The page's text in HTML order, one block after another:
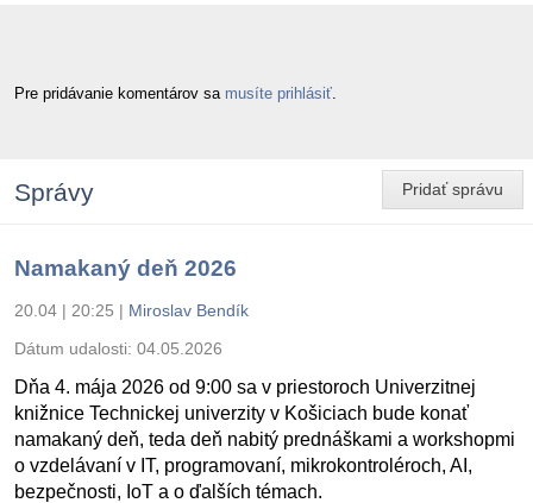
Pre pridávanie komentárov sa musíte prihlásiť
Pridať správu
Správy
Namakaný deň 2026
20.04 | 20:25 | Miroslav Bendík
Dátum udalosti: 04.05.2026
Dňa 4. mája 2026 od 9:00 sa v priestoroch Univerzitnej
knižnice Technickej univerzity v Košiciach bude konať
namakaný deň, teda deň nabitý prednáškami a workshopmi
o vzdelávaní v IT, programovaní, mikrokontroléroch, AI,
bezpečnosti, IoT a o ďalších témach.